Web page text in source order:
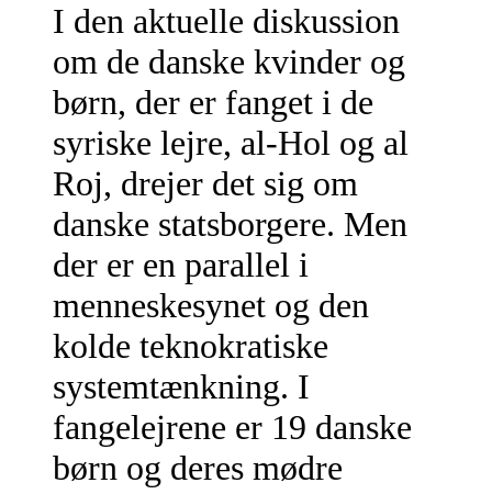
I den aktuelle diskussion
om de danske kvinder og
børn, der er fanget i de
syriske lejre, al-Hol og al
Roj, drejer det sig om
danske statsborgere. Men
der er en parallel i
menneskesynet og den
kolde teknokratiske
systemtænkning. I
fangelejrene er 19 danske
børn og deres mødre